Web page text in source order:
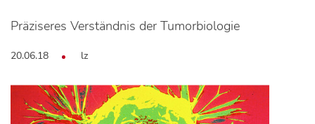
Präziseres Verständnis der Tumorbiologie
20.06.18 lz